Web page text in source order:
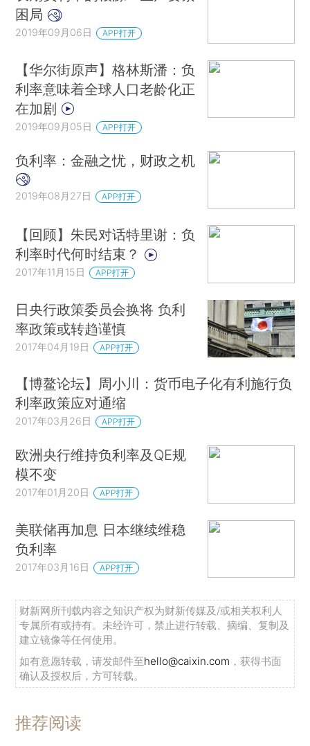
困局
2019年09月06日 APP打开
【华尔街原声】格林斯潘：负
利率意味着全球人口老龄化正
在加剧
2019年09月05日 APP打开
负利率：金融之忧，财政之机
2019年08月27日 APP打开
【回顾】朱民对话特里谢：负
利率时代何时结束？
2017年11月15日 APP打开
日央行政策委员会换将 负利
率政策或转趋谨慎
2017年04月19日 APP打开
【博鳌论坛】周小川：货币电子化有利施行负
利率政策应对通缩
2017年03月26日 APP打开
欧洲央行维持负利率及QE规
模不变
2017年01月20日 APP打开
美联储再加息 日本继续维稳
负利率
2017年03月16日 APP打开
财新网所刊载内容之知识产权为财新传媒及/或相关权利人
专属所有或持有。未经许可，禁止进行转载、摘编、复制及
建立镜像等任何使用。
如有意愿转载，请发邮件至hello@caixin.com ，获得书面
确认及授权后，方可转载。
推荐阅读